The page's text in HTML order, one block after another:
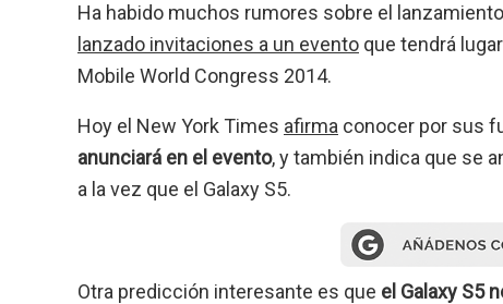
Ha habido muchos rumores sobre el lanzamiento
lanzado invitaciones a un evento que tendrá
Mobile World Congress 2014.
Hoy el New York Times afirma conocer por sus
anunciará en el evento, y también indica que se
a la vez que el Galaxy S5.
Otra predicción interesante es que el Galaxy S5